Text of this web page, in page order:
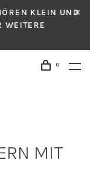
KLEIN UND
WEITERE
0
MIT